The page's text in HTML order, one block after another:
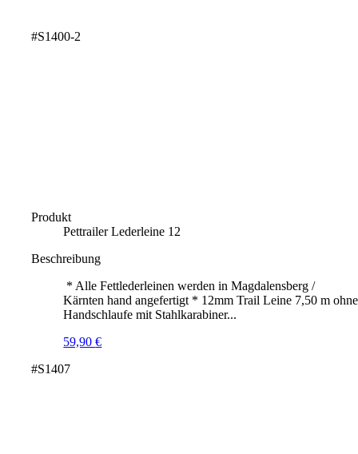
#S1400-2
Produkt
Pettrailer Lederleine 12
Beschreibung
* Alle Fettlederleinen werden in Magdalensberg /
Kärnten hand angefertigt * 12mm Trail Leine 7,50 m ohne
Handschlaufe mit Stahlkarabiner...
59,90€
#S1407